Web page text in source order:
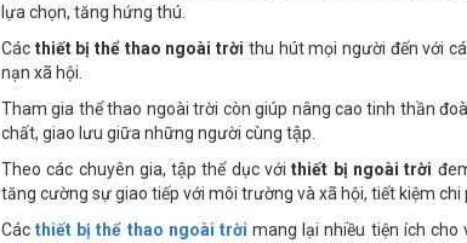
lựa chọn, tăng hứng thú.
Các thiết bị thể thao ngoài trời thu hút mọi người đến với
nạn xã hội.
Tham gia thể thao ngoài trời còn giúp nâng cao tinh thần
chất, giao lưu giữa những người cùng tập.
Theo các chuyên gia, tập thể dục với thiết bị ngoài trời
tăng cường sự giao tiếp với môi trường và xã hội, tiết kiệm chi
Các thiết bị thể thao ngoài trời mang lại nhiều tiện ích cho